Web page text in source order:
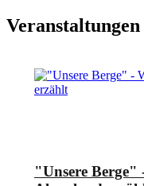
"Unsere Berge"